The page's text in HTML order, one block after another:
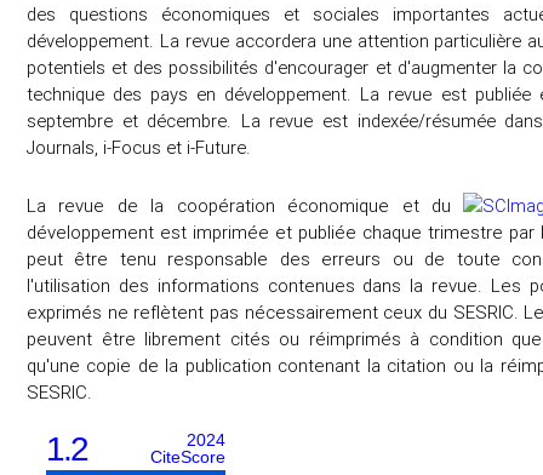
des questions économiques et sociales importantes
développement. La revue accordera une attention particulière
potentiels et des possibilités d'encourager et d'augmenter la
technique des pays en développement. La revue est publiée
septembre et décembre. La revue est indexée/résumée
Journals, i-Focus et i-Future.
La revue de la coopération économique et du
développement est imprimée et publiée chaque trimestre par
peut être tenu responsable des erreurs ou de toute
l'utilisation des informations contenues dans la revue. Les
exprimés ne reflètent pas nécessairement ceux du SESRIC.
peuvent être librement cités ou réimprimés à condition
qu'une copie de la publication contenant la citation ou la
SESRIC.
1.2
2024
CiteScore